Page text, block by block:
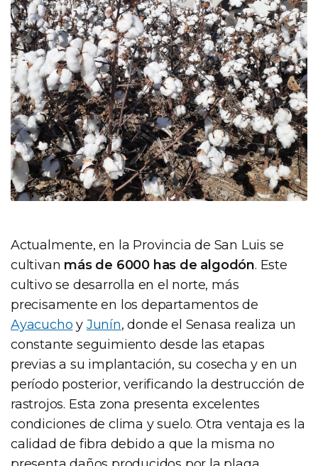
Actualmente, en la Provincia de San Luis se
cultivan más de 6000 has de algodón. Este
cultivo se desarrolla en el norte, más
precisamente en los departamentos de
Ayacucho y Junín, donde el Senasa realiza un
constante seguimiento desde las etapas
previas a su implantación, su cosecha y en un
período posterior, verificando la destrucción de
rastrojos. Esta zona presenta excelentes
condiciones de clima y suelo. Otra ventaja es la
calidad de fibra debido a que la misma no